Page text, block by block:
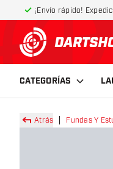
¡Envío rápido!
CATEGORÍAS
Atrás Fundas Y